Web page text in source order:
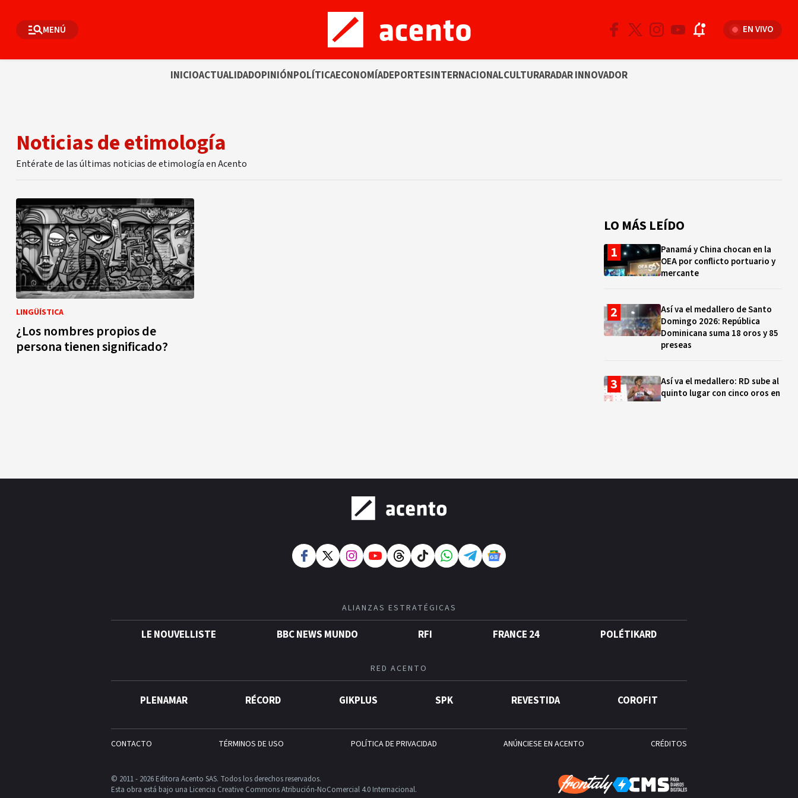
MENÚ EN VIVO
INICIOACTUALIDADOPINIÓNPOLÍTICAECONOMÍADEPORTESINTERNACIONALCULTURARADAR INNOVADOR
Noticias de etimología
Entérate de las últimas noticias de etimología en Acento
LINGÜÍSTICA
¿Los nombres propios de
persona tienen significado?
LO MÁS LEÍDO
Panamá y China chocan en la
OEA por conflicto portuario y
mercante
Así va el medallero de Santo
Domingo 2026: República
Dominicana suma 18 oros y 85
preseas
Así va el medallero: RD sube al
quinto lugar con cinco oros en
operaciones por RD$16,600
comercio moderno en
mundo? Efemérides del 6 de
ALIANZAS ESTRATÉGICAS
LE NOUVELLISTE BBC NEWS MUNDO RFI FRANCE 24 POLÉTIKARD
RED ACENTO
PLENAMAR RÉCORD GIKPLUS SPK REVESTIDA COROFIT
CONTACTO TÉRMINOS DE USO POLÍTICA DE PRIVACIDAD ANÚNCIESE EN ACENTO CRÉDITOS
© 2011 - 2026 Editora Acento SAS. Todos los derechos reservados.
Esta obra está bajo una Licencia Creative Commons Atribución-NoComercial 4.0 Internacional.